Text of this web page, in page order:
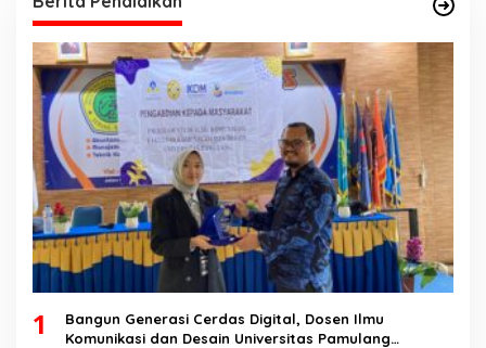
1
Bangun Generasi Cerdas Digital, Dosen Ilmu
Komunikasi dan Desain Universitas Pamulang